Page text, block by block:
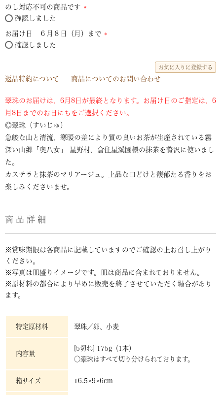
のし対応不可の商品です
須)
確認しました
お届け日 ６月８日（月）まで
確認しました
お気に入りに登録する
返品特約について 商品についてのお問い合わせ
翠珠のお届けは、6月8日が最終となります。お届け日のご指定は、6
月8日までのお日にちをご選択ください。
◎翠珠（すいじゅ）
急峻な山と清流、寒暖の差により質の良いお茶が生産されている霧
深い山郷「奥八女」 星野村、倉住星溪園様の抹茶を贅沢に使いまし
た。
カステラと抹茶のマリアージュ。上品な口どけと馥郁たる香りをお
楽しみくださいませ。
商品詳細
※賞味期限は各商品に記載していますのでご確認の上お召し上がり
ください。
※写真は皿盛りイメージです。皿は商品に含まれておりません。
※原材料の都合により早めに販売を終了させていただく場合があり
ます。
特定原材料 翠珠／卵、小麦
内容量
[5切れ] 175g（1本）
○翠珠はすべて切り分けられております。
箱サイズ 16.5×9×6cm